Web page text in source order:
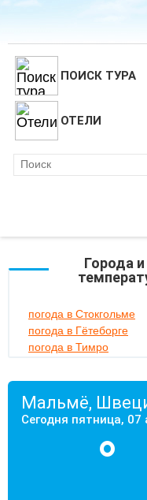
ПОИСК ТУРА
ОТЕЛИ
Города
погода в Стокгольме
погода в Гётеборге
погода в Тимро
Мальмё,
Сегодня пятница, 07
°